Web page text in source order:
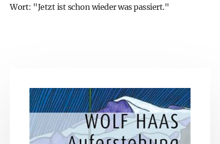
Wort: "Jetzt ist schon wieder was passiert."